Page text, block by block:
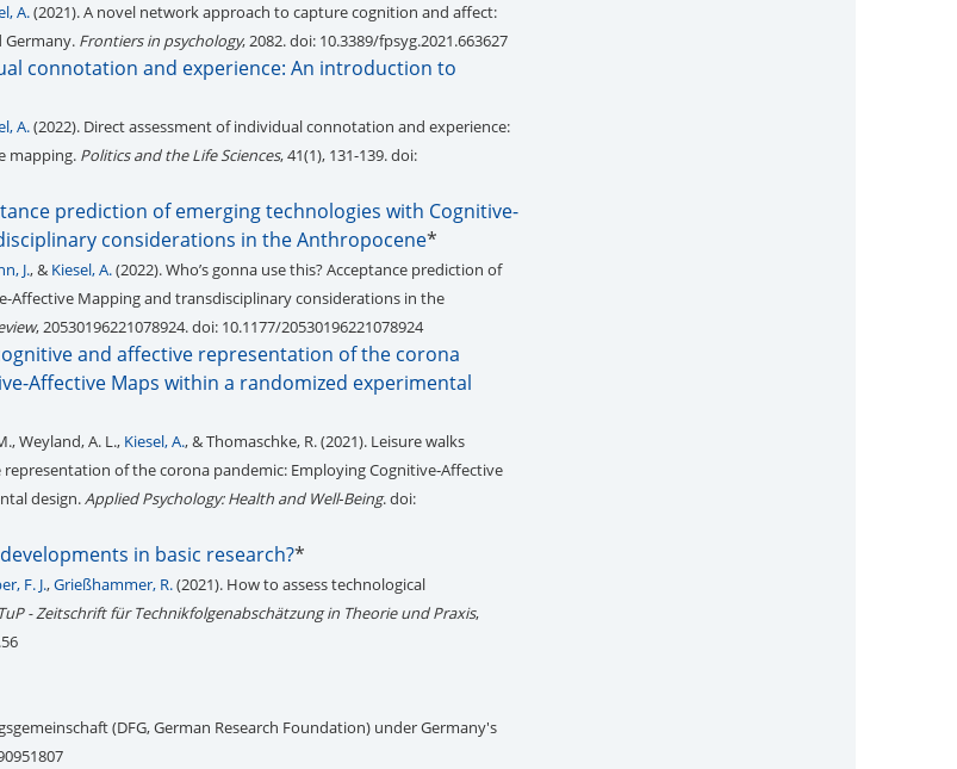
A.(2021). A novel network approach to capture cognition and affect:
Germany. Frontiers in psychology, 2082. doi: 10.3389/fpsyg.2021.663627
connotation and experience: An introduction to
A.(2022). Direct assessment of individual connotation and experience:
mapping. Politics and the Life Sciences, 41(1), 131-139. doi:
prediction of emerging technologies with Cognitive-
considerations in the Anthropocene*
J., & Kiesel, A.(2022). Who’s gonna use this? Acceptance prediction of
Affective Mapping and transdisciplinary considerations in the
, 20530196221078924. doi: 10.1177/20530196221078924
and affective representation of the corona
Affective Maps within a randomized experimental
Weyland, A. L., Kiesel, A., & Thomaschke, R. (2021). Leisure walks
of the corona pandemic: Employing Cognitive‐Affective
design.Applied Psychology: Health and Well‐Being. doi:
in basic research?*
F. J.,Grießhammer, R.(2021). How to assess technological
- Zeitschrift für Technikfolgenabschätzung in Theorie und Praxis,
(DFG, German Research Foundation) under Germany's